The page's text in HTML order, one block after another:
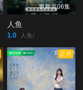
更新至06集
人鱼
1.0 人鱼/
正片